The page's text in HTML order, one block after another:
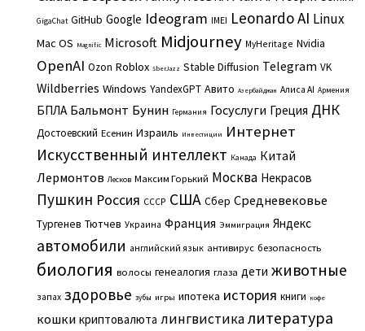
GigaChat GitHub Google Ideogram IMEI Leonardo AI Linux
Mac OS Magnific Microsoft Midjourney MyHeritage Nvidia
OpenAI Ozon Roblox SberJazz Stable Diffusion Telegram VK
Wildberries Windows YandexGPT Авито Азербайджан Алиса AI Армения
БПЛА Бальмонт Бунин Германия Госуслуги Греция ДНК
Достоевский Есенин Израиль Инвестиции Интернет
Искусственный интеллект Канада Китай
Лермонтов Лесков Максим Горький Москва Некрасов
Пушкин Россия СССР США Сбер Средневековье
Тургенев Тютчев Украина Франция Эммиграция Яндекс
автомобили английский язык антивирус безопасность
биология волосы генеалогия глаза дети животные
запах здоровье зубы игры ипотека история книги кофе
кошки криптовалюта лингвистикалитература